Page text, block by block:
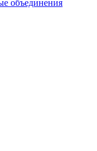
объединения